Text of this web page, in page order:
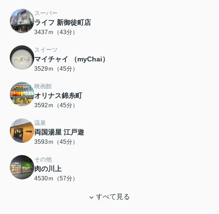
スーパー
ライフ 新御徒町店
3437ｍ（43分）
スイーツ
マイチャイ （myChai）
3529ｍ（45分）
映画館
オリナス錦糸町
3592ｍ（45分）
温泉
両国湯屋 江戸遊
3593ｍ（45分）
その他
肉の川上
4530ｍ（57分）
すべて見る